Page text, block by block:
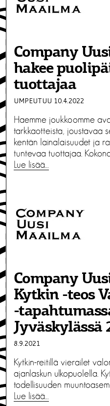
Company
hakee
tuottajaa
UMPEUTUU 10.4.2022
Haemme joukkoomme
tarkkaotteista, joustavaa
kentän lainalaisuudet ja
tuntevaa tuottajaa.
Lue lisää…
Company
Kytkin -teos
-
Jyväskylässä
8.9.2021
Kytkin-reitillä vierailet
ajanlaskun ulkopuolella.
todellisuuden
Lue lisää…